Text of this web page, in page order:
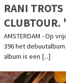
RANI
GEBLEVEN
AMSTERDAM - Op
396 het
album is een [...]